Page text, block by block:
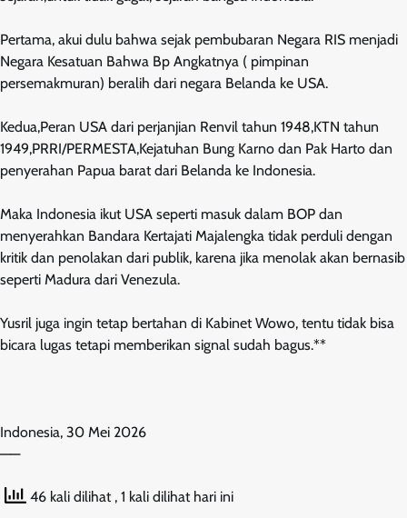
Pertama, akui dulu bahwa sejak pembubaran Negara RIS menjadi
Negara Kesatuan Bahwa Bp Angkatnya ( pimpinan
persemakmuran) beralih dari negara Belanda ke USA.
Kedua,Peran USA dari perjanjian Renvil tahun 1948,KTN tahun
1949,PRRI/PERMESTA,Kejatuhan Bung Karno dan Pak Harto dan
penyerahan Papua barat dari Belanda ke Indonesia.
Maka Indonesia ikut USA seperti masuk dalam BOP dan
menyerahkan Bandara Kertajati Majalengka tidak perduli dengan
kritik dan penolakan dari publik, karena jika menolak akan bernasib
seperti Madura dari Venezula.
Yusril juga ingin tetap bertahan di Kabinet Wowo, tentu tidak bisa
bicara lugas tetapi memberikan signal sudah bagus.**
Indonesia, 30 Mei 2026
——
46 kali dilihat , 1 kali dilihat hari ini